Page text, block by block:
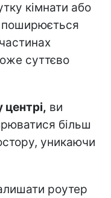
кімнати або
поширюється
суттєво
центрі, ви
більш
уникаючи
роутер